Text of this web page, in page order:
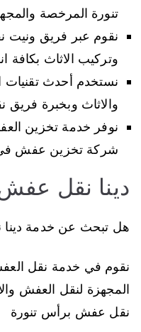
تنورة المرخصة
نقوم عبر فريق
وتركيب الاثاث بكافة
نستخدم أحدث تقنيات
والاثاث وبخبرة
نوفر خدمة تخزين
شركة تخزين عفش
دينا نقل
هل تبحث عن خدمة
نقوم في خدمة نقل
المجهزة لنقل العفش
نقل عفش برأس تنورة